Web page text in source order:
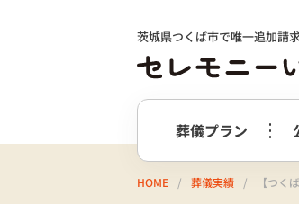
茨城県つくば市で唯一追加請
葬儀プラン
HOME 葬儀実績 【つく